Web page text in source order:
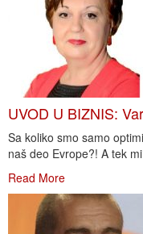
UVOD U BIZNIS:
Sa koliko smo samo
naš deo Evrope?! A tek
Read More